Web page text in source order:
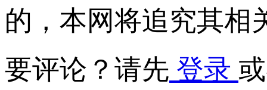
的，本网将追究其相
要评论？请先 登录